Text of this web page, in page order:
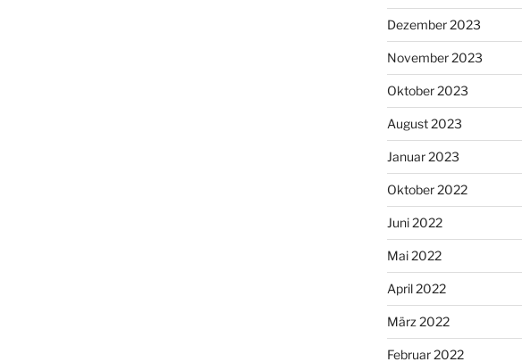
Dezember 2023
November 2023
Oktober 2023
August 2023
Januar 2023
Oktober 2022
Juni 2022
Mai 2022
April 2022
März 2022
Februar 2022